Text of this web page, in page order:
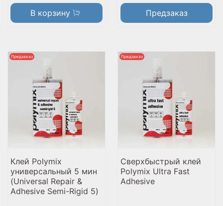
В корзину Предзаказ
Предзаказ
Клей Polymix
универсальный 5 мин
(Universal Repair &
Adhesive Semi-Rigid 5)
Предзаказ
Сверхбыстрый клей
Polymix Ultra Fast
Adhesive